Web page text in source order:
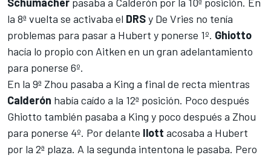
la 8ª vuelta se activaba el DRSy De Vries no tenía
problemas para pasar a Hubert y ponerse 1º. Ghiotto
hacía lo propio con Aitken en un gran adelantamiento
para ponerse 6º.
En la 9ª Zhou pasaba a King a final de recta mientras
Calderón había caído a la 12ª posición. Poco después
Ghiotto también pasaba a King y poco después a Zhou
para ponerse 4º. Por delante Ilott acosaba a Hubert
por la 2ª plaza. A la segunda intentona le pasaba. Pero